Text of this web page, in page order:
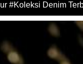
#Koleksi Denim